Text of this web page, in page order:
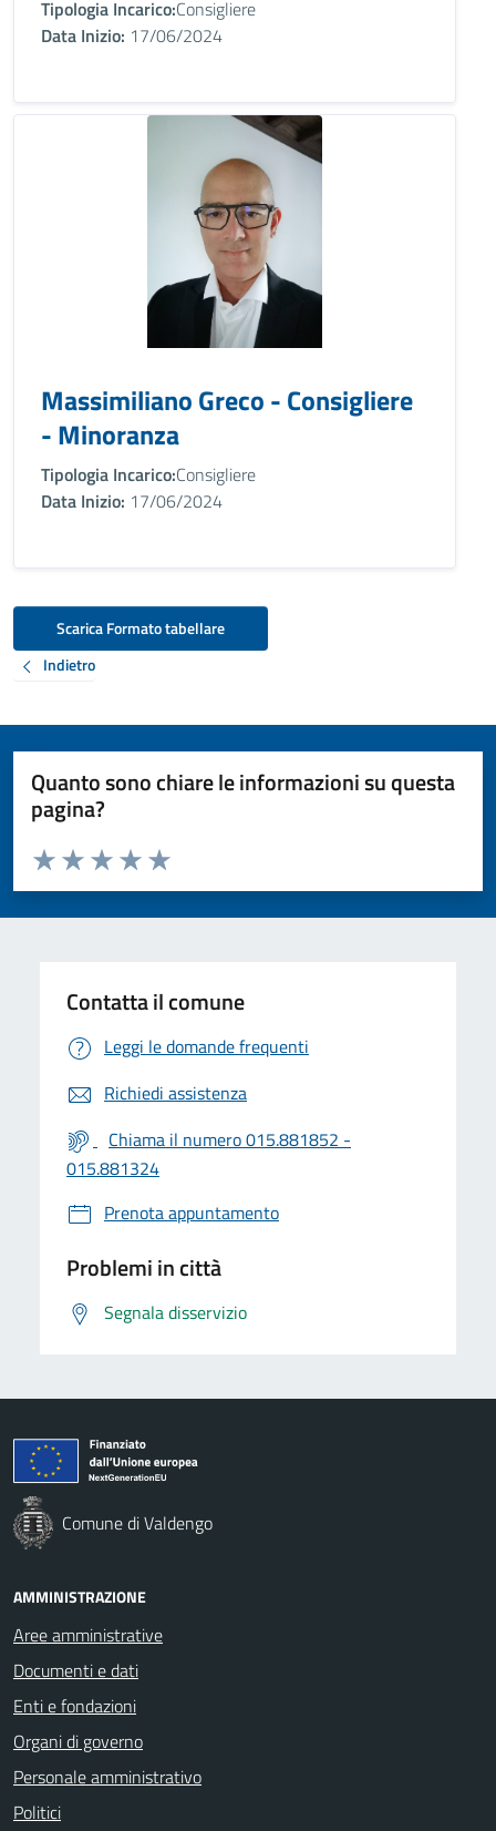
Tipologia Incarico:Consigliere
Data Inizio: 17/06/2024
Massimiliano Greco - Consigliere
- Minoranza
Tipologia Incarico:Consigliere
Data Inizio: 17/06/2024
Scarica Formato tabellare
Indietro
Quanto sono chiare le informazioni su questa
pagina?
Valuta da 1 a 5 stelle la pagina
Valuta 5 stelle su 5
Valuta 4 stelle su 5
Valuta 3 stelle su 5
Valuta 2 stelle su 5
Valuta 1 stelle su 5
Contatta il comune
Leggi le domande frequenti
Richiedi assistenza
Chiama il numero 015.881852 -
015.881324
Prenota appuntamento
Problemi in città
Segnala disservizio
Comune di Valdengo
AMMINISTRAZIONE
Aree amministrative
Documenti e dati
Enti e fondazioni
Organi di governo
Personale amministrativo
Politici